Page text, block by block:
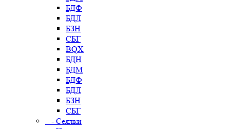
БДФ
БДЛ
БЗН
СБГ
BQX
БДН
БДМ
БДФ
БДЛ
БЗН
СБГ
- Сеялки